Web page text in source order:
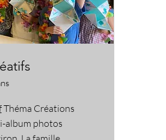
Théma Créations
album photos